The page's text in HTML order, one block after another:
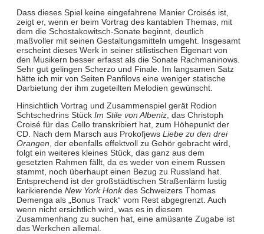
Dass dieses Spiel keine eingefahrene Manier Croisés ist,
zeigt er, wenn er beim Vortrag des kantablen Themas, mit
dem die Schostakowitsch-Sonate beginnt, deutlich
maßvoller mit seinen Gestaltungsmitteln umgeht. Insgesamt
erscheint dieses Werk in seiner stilistischen Eigenart von
den Musikern besser erfasst als die Sonate Rachmaninows.
Sehr gut gelingen Scherzo und Finale. Im langsamen Satz
hätte ich mir von Seiten Panfilovs eine weniger statische
Darbietung der ihm zugeteilten Melodien gewünscht.
Hinsichtlich Vortrag und Zusammenspiel gerät Rodion
Schtschedrins Stück Im Stile von Albeniz, das Christoph
Croisé für das Cello transkribiert hat, zum Höhepunkt der
CD. Nach dem Marsch aus Prokofjews Liebe zu den drei
Orangen, der ebenfalls effektvoll zu Gehör gebracht wird,
folgt ein weiteres kleines Stück, das ganz aus dem
gesetzten Rahmen fällt, da es weder von einem Russen
stammt, noch überhaupt einen Bezug zu Russland hat.
Entsprechend ist der großstädtischen Straßenlärm lustig
karikierende New York Honkdes Schweizers Thomas
Demenga als „Bonus Track“ vom Rest abgegrenzt. Auch
wenn nicht ersichtlich wird, was es in diesem
Zusammenhang zu suchen hat, eine amüsante Zugabe ist
das Werkchen allemal.